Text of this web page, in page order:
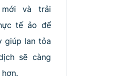
và trải
tế ảo để
giúp lan tỏa
sẽ càng